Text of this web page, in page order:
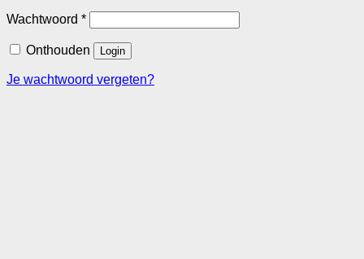
Wachtwoord *Vereist
Onthouden Login
Je wachtwoord vergeten?